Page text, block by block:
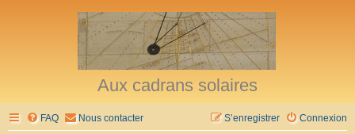
Aux cadrans solaires
FAQ Nous contacter Connexion
S’enregistrer